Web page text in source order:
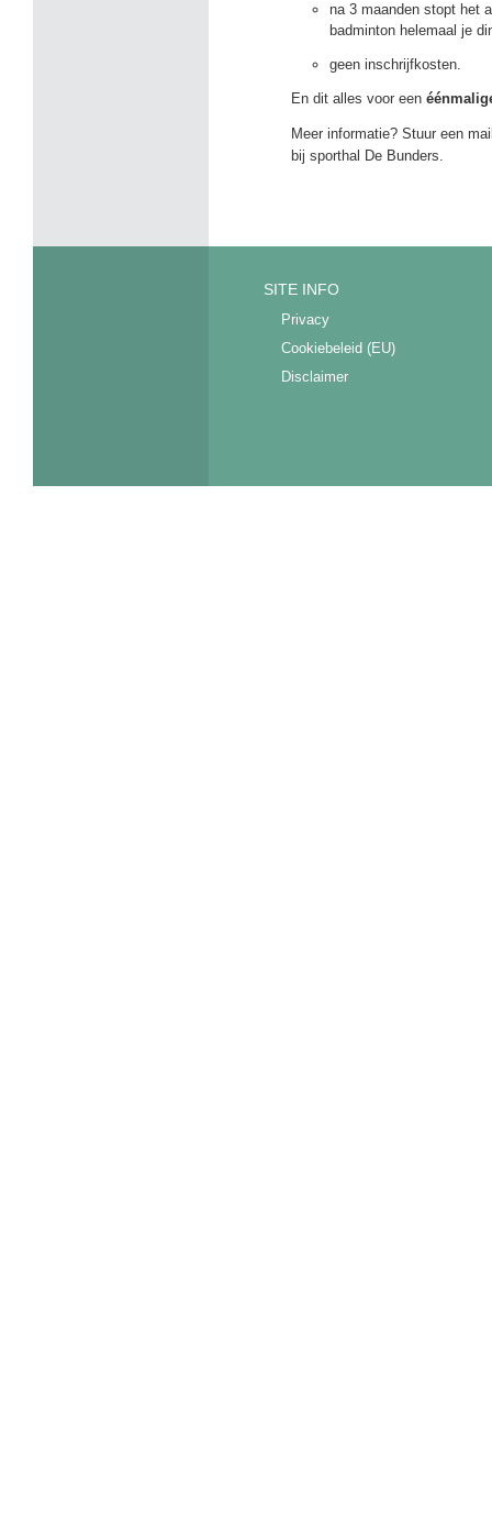
na 3 maanden stopt het
badminton helemaal je
geen inschrijfkosten.
En dit alles voor een
Meer informatie? Stuur een
bij sporthal De Bunders.
SITE INFO
Privacy
Cookiebeleid (EU)
Disclaimer